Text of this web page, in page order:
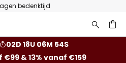
bedenktijd
02D 18U 06M 53S
€99 & 13% vanaf €159